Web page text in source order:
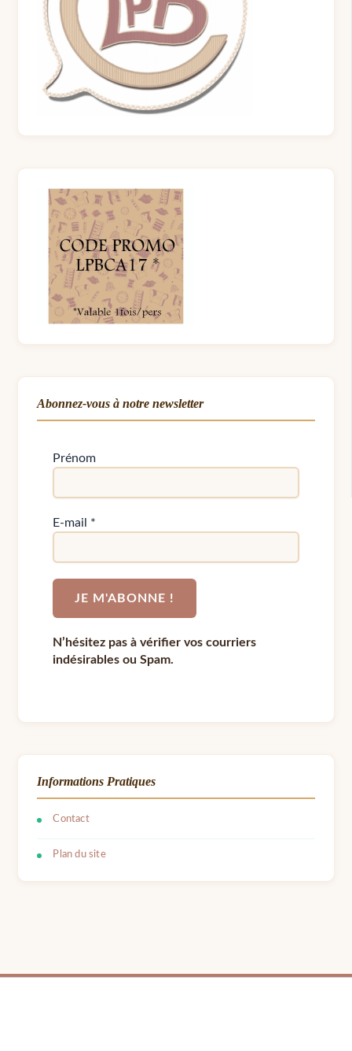
Abonnez-vous à notre newsletter
Prénom
E-mail *
N’hésitez pas à vérifier vos courriers
indésirables ou Spam.
Informations Pratiques
Contact
Plan du site